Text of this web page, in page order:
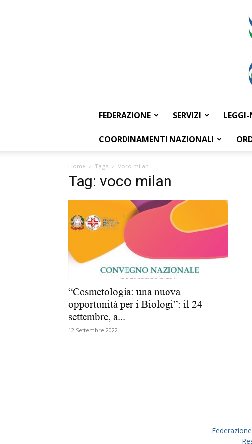
FEDERAZIONE SERVIZI
COORDINAMENTI NAZIONALI
Home Tags Voco milan
Tag: voco milan
“Cosmetologia: una nuova
opportunità per i Biologi”: il 24
settembre, a...
12 Settembre 2022